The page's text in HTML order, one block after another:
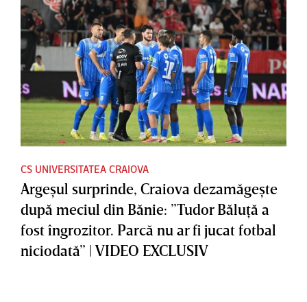
CS UNIVERSITATEA CRAIOVA
Argeşul surprinde, Craiova dezamăgeşte
după meciul din Bănie: ”Tudor Băluţă a
fost îngrozitor. Parcă nu ar fi jucat fotbal
niciodată” | VIDEO EXCLUSIV